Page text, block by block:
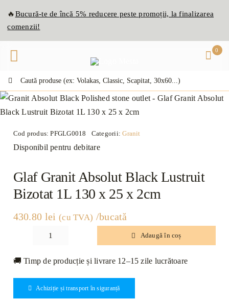
🔥Bucură-te deîncă 5% reducere peste promoții, la finalizarea
comenzii!
0
Cod produs:PFGLG0018 Categorii:Granit
Disponibil pentru debitare
Glaf Granit Absolut Black Lustruit
Bizotat 1L 130 x 25 x 2cm
430.80 lei (cu TVA) /bucată
Cantitate
Granit
Absolut
Black
Adaugă în coș
🚚 Timp de producție și livrare 12–15 zile lucrătoare
Achiziție și transport în siguranță